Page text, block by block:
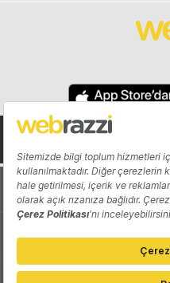
Hakkında
Katkıda Bulun